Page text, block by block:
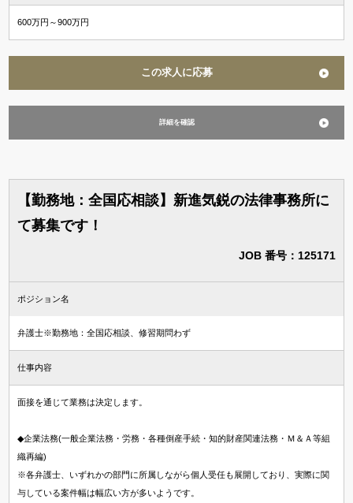
600万円～900万円
この求人に応募
詳細を確認
【勤務地：全国応相談】新進気鋭の法律事務所に
て募集です！
JOB 番号：125171
ポジション名
弁護士※勤務地：全国応相談、修習期問わず
仕事内容
面接を通じて業務は決定します。
◆企業法務(一般企業法務・労務・各種倒産手続・知的財産関連法務・Ｍ＆Ａ等組
織再編)
※各弁護士、いずれかの部門に所属しながら個人受任も展開しており、実際に関
与している案件幅は幅広い方が多いようです。